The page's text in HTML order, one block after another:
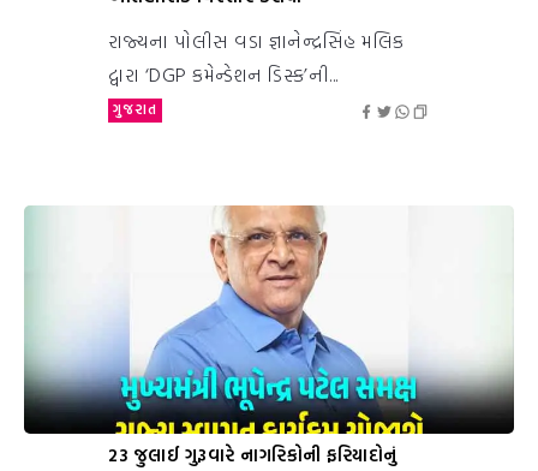
રાજ્યના પોલીસ વડા જ્ઞાનેન્દ્રસિંહ મલિક
દ્વારા ‘DGP કમેન્ડેશન ડિસ્ક’ની...
ગુજરાત
23 જુલાઈ ગુરૂવારે નાગરિકોની ફરિયાદોનું